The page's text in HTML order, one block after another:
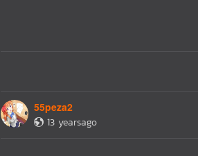
55peza2
13 yearsago